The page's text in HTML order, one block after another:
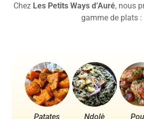
Chez Les Petits Ways d’Auré, nous
gamme de plats :
Patates
Ndolè